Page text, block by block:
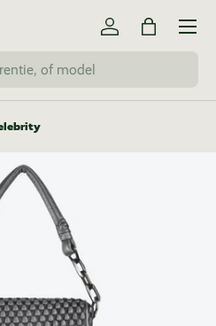
Inloggen
Tas
Menu